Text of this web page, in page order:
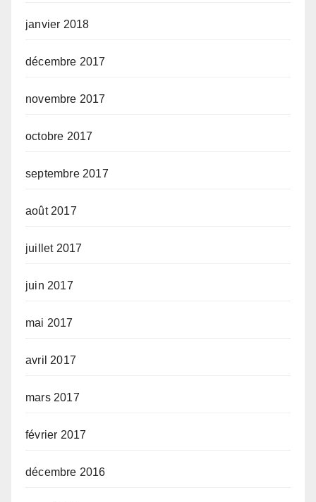
janvier 2018
décembre 2017
novembre 2017
octobre 2017
septembre 2017
août 2017
juillet 2017
juin 2017
mai 2017
avril 2017
mars 2017
février 2017
décembre 2016